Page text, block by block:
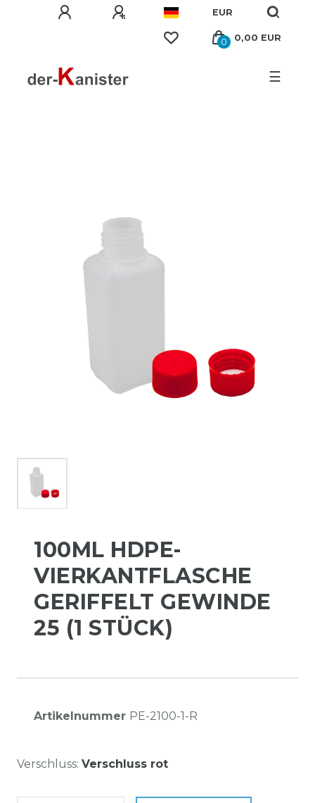
EUR
0 0,00 EUR
☰
100ML HDPE-
VIERKANTFLASCHE
GERIFFELT GEWINDE
25 (1 STÜCK)
Artikelnummer PE-2100-1-R
Verschluss: Verschluss rot